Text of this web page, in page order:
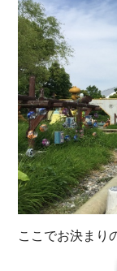
ここでお決まり